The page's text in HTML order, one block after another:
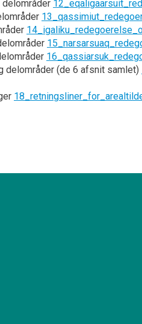
delområder
delområder (de 6 afsnit samlet)